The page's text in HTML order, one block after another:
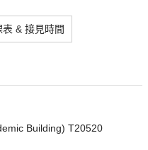
表 & 接見時間
Building) T20520